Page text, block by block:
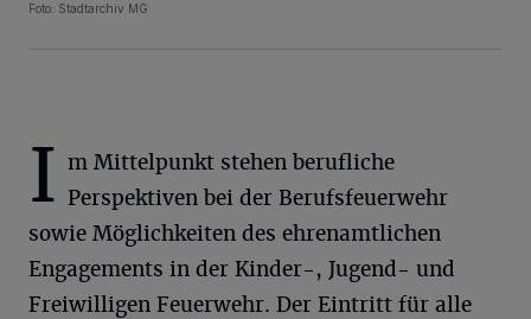
Foto: Stadtarchiv MG
I m Mittelpunkt stehen berufliche
Perspektiven bei der Berufsfeuerwehr
sowie Möglichkeiten des ehrenamtlichen
Engagements in der Kinder-, Jugend- und
Freiwilligen Feuerwehr. Der Eintritt für alle